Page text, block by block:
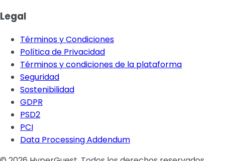
Legal
Términos y Condiciones
Política de Privacidad
Términos y condiciones de la plataforma
Seguridad
Sostenibilidad
GDPR
PSD2
PCI
Data Processing Addendum